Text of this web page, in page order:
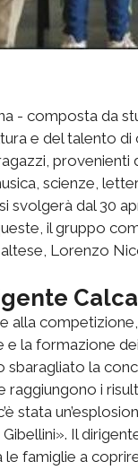
- composta da
e del talento
scienze,
svolgerà dal 30
il gruppo
Lorenzo
alla
la formazione
sbaragliato la
i
stata
Il
famiglie a